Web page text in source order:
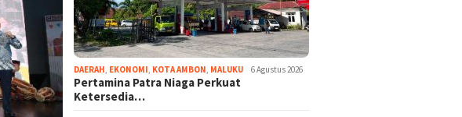
DAERAH, EKONOMI, KOTA AMBON, MALUKU 6 Agustus 2026
Pertamina Patra Niaga Perkuat
Ketersedia…